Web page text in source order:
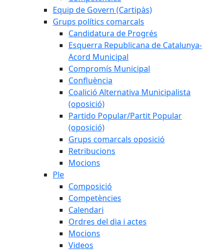
Equip de Govern (Cartipàs)
Grups polítics comarcals
Candidatura de Progrés
Esquerra Republicana de Catalunya-
Acord Municipal
Compromís Municipal
Confluència
Coalició Alternativa Municipalista
(oposició)
Partido Popular/Partit Popular
(oposició)
Grups comarcals oposició
Retribucions
Mocions
Ple
Composició
Competències
Calendari
Ordres del dia i actes
Mocions
Videos